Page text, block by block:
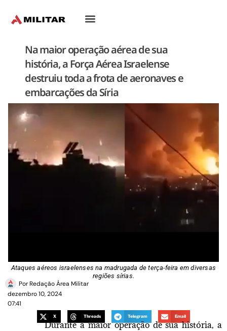
Na maior operação aérea de sua
história, a Força Aérea Israelense
destruiu toda a frota de aeronaves e
embarcações da Síria
Ataques aéreos israelenses na madrugada de terça-feira em diversas
regiões sírias.
PorRedação Área Militar
dezembro 10, 2024
07:41
X Threads Telegram Email
Durante a maior operação de sua história, a